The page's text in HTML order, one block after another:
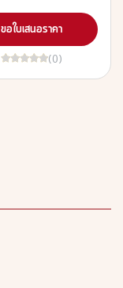
ขอใบเสนอราคา
(0)